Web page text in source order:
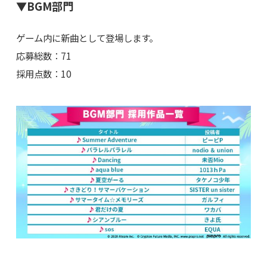
▼BGM部門
ゲーム内に新曲として登場します。
応募総数：71
採用点数：10